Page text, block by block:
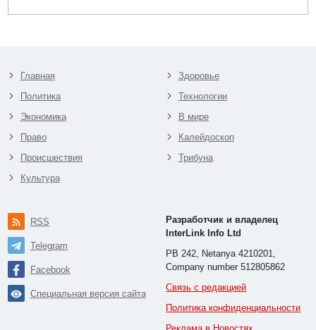
Главная
Политика
Экономика
Право
Происшествия
Культура
Здоровье
Технологии
В мире
Калейдоскоп
Трибуна
RSS
Telegram
Facebook
Специальная версия сайта
Разработчик и владелец
InterLink Info Ltd
PB 242, Netanya 4210201,
Company number 512805862
Связь с редакцией
Политика конфиденциальности